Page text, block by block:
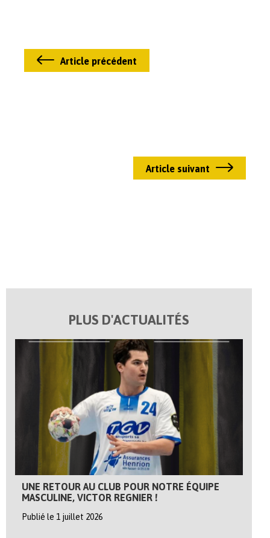
Article précédent
Article suivant
PLUS D'ACTUALITÉS
UNE RETOUR AU CLUB POUR NOTRE ÉQUIPE
MASCULINE, VICTOR REGNIER !
Publié le 1 juillet 2026